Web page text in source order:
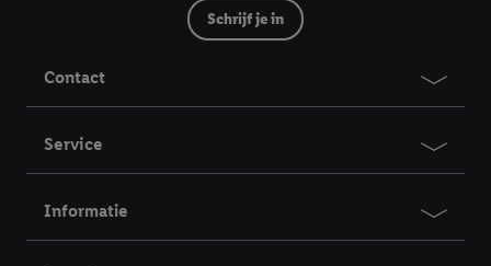
Schrijf je in
Contact
Service
Informatie